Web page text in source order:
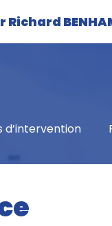
Richard
d’intervention